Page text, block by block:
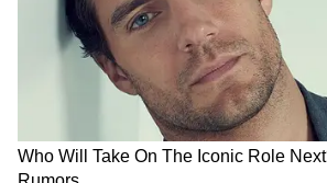
தெரிவிக்கப்பட்டுள்ளது.
நெல்லை ராயல் கிங்ஸ் அபார
வெற்றி!
சேப்பாக் சூப்பர் கில்லீஸ்
அணியை வீழ்த்தி ஐடிரீம்
திருப்பூர் தமிழன்ஸ் அபார
வெற்றி!